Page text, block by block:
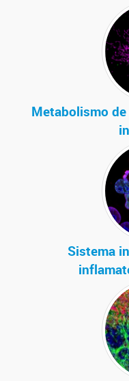
Metabolismo
Sistema